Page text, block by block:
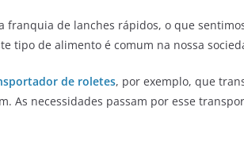
franquia de lanches rápidos, o que
tipo de alimento é comum na nossa
de roletes, por exemplo, que
As necessidades passam por esse